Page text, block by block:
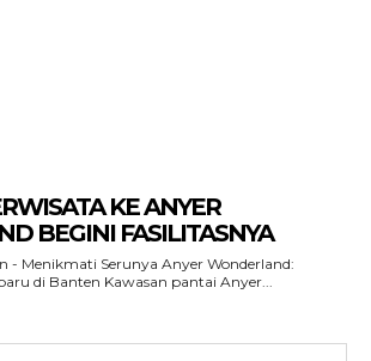
KE ANYER
BEGINI FASILITASNYA
- Menikmati Serunya Anyer Wonderland:
Destinasi Wisata Terbaru di Banten Kawasan pantai Anyer...